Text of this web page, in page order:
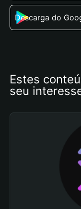
Descarga do
Estes
seu